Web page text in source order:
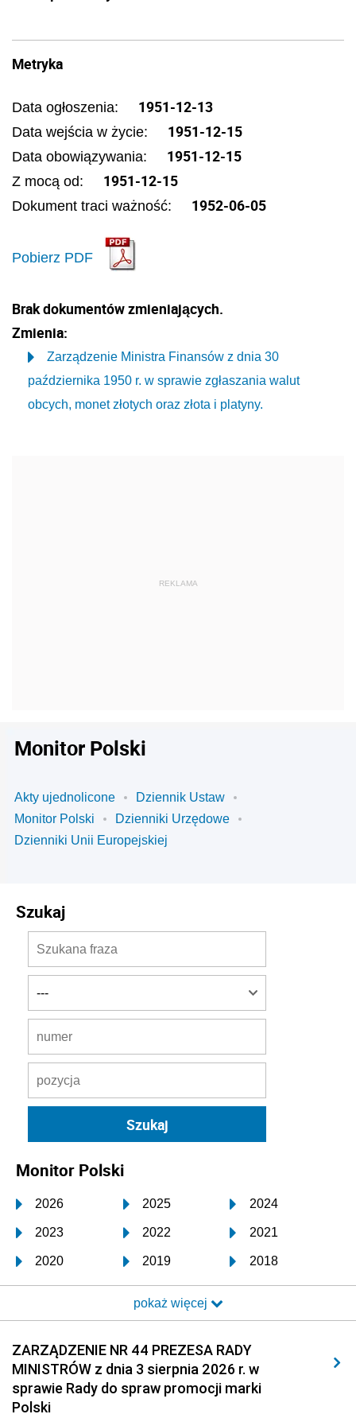
Metryka
Data ogłoszenia: 1951-12-13
Data wejścia w życie: 1951-12-15
Data obowiązywania: 1951-12-15
Z mocą od: 1951-12-15
Dokument traci ważność: 1952-06-05
Pobierz PDF
Brak dokumentów zmieniających.
Zmienia:
Zarządzenie Ministra Finansów z dnia 30
października 1950 r. w sprawie zgłaszania walut
obcych, monet złotych oraz złota i platyny.
Monitor Polski
Akty ujednolicone
Dziennik Ustaw
Monitor Polski
Dzienniki Urzędowe
Dzienniki Unii Europejskiej
Szukaj
Monitor Polski
2026 2025 2024
2023 2022 2021
2020 2019 2018
2017 2016 2015
2014 2013 2012
2011 2010 2009
2008 2007 2006
2005
pokaż więcej
ZARZĄDZENIE NR 44 PREZESA RADY
MINISTRÓW z dnia 3 sierpnia 2026 r. w
sprawie Rady do spraw promocji marki
Polski